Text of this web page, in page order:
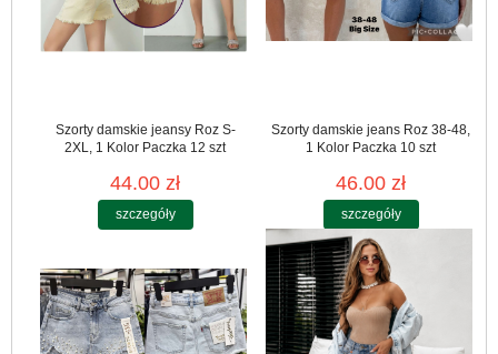
Szorty damskie jeansy Roz S-
2XL, 1 Kolor Paczka 12 szt
44.00 zł
szczegóły
Szorty damskie jeans Roz 38-48,
1 Kolor Paczka 10 szt
46.00 zł
szczegóły